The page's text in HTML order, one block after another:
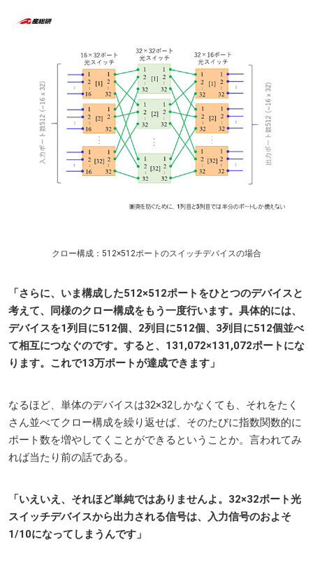
クロー構成：512×512ポートのスイッチデバイスの場合
「さらに、いま構成した512×512ポートをひとつのデバイスと
考えて、同様のクロー構成をもう一度行います。具体的には、
デバイスを1列目に512個、2列目に512個、3列目に512個並べ
て相互につなぐのです。すると、131,072×131,072ポートにな
ります。これで13万ポートが達成できます」
なるほど、単体のデバイスは32×32しかなくても、それをたく
さん並べてクロー構成を繰り返せば、そのたびに指数関数的に
ポート数を増やしてくことができるということか。言われてみ
れば当たり前の話である。
「いえいえ、それほど単純ではありませんよ。32×32ポート光
スイッチデバイスから出力される信号は、入力信号のおよそ
1/10になってしまうんです」